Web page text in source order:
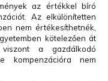
az értékkel bíró
Az elkülönítetten
nem értékesíthetnék,
kötelezően át
a gazdálkodó
kompenzációra nem